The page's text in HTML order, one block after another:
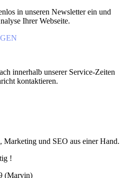
in unseren Newsletter ein und
Ihrer Webseite.
innerhalb unserer Service-Zeiten
kontaktieren.
Marketing und SEO aus einer Hand.
!
(Marvin)